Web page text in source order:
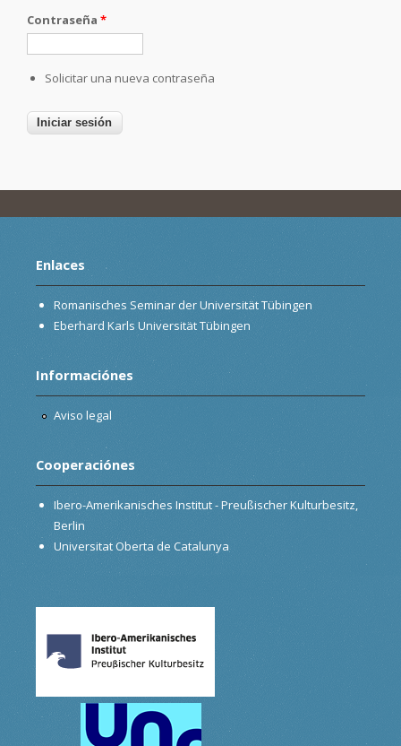
Contraseña *
Solicitar una nueva contraseña
Enlaces
Romanisches Seminar der Universität Tübingen
Eberhard Karls Universität Tübingen
Informaciónes
Aviso legal
Cooperaciónes
Ibero-Amerikanisches Institut - Preußischer Kulturbesitz,
Berlin
Universitat Oberta de Catalunya